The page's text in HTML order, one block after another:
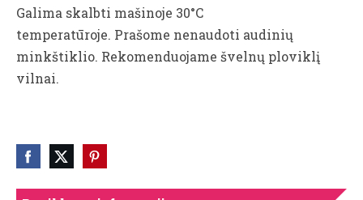
Galima skalbti mašinoje 30°C
temperatūroje. Prašome nenaudoti audinių
minkštiklio. Rekomenduojame švelnų ploviklį
vilnai.